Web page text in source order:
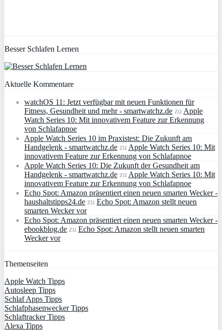
Besser Schlafen Lernen
Aktuelle Kommentare
watchOS 11: Jetzt verfügbar mit neuen Funktionen für
Fitness, Gesundheit und mehr - smartwatchz.de zuApple
Watch Series 10: Mit innovativem Feature zur Erkennung
von Schlafapnoe
Apple Watch Series 10 im Praxistest: Die Zukunft am
Handgelenk - smartwatchz.de zuApple Watch Series 10: Mit
innovativem Feature zur Erkennung von Schlafapnoe
Apple Watch Series 10: Die Zukunft der Gesundheit am
Handgelenk - smartwatchz.de zuApple Watch Series 10: Mit
innovativem Feature zur Erkennung von Schlafapnoe
Echo Spot: Amazon präsentiert einen neuen smarten Wecker -
haushaltstipps24.de zu Echo Spot: Amazon stellt neuen
smarten Wecker vor
Echo Spot: Amazon präsentiert einen neuen smarten Wecker -
ebookblog.de zu Echo Spot: Amazon stellt neuen smarten
Wecker vor
Themenseiten
Apple Watch Tipps
Autosleep Tipps
Schlaf Apps Tipps
Schlafphasenwecker Tipps
Schlaftracker Tipps
Alexa Tipps